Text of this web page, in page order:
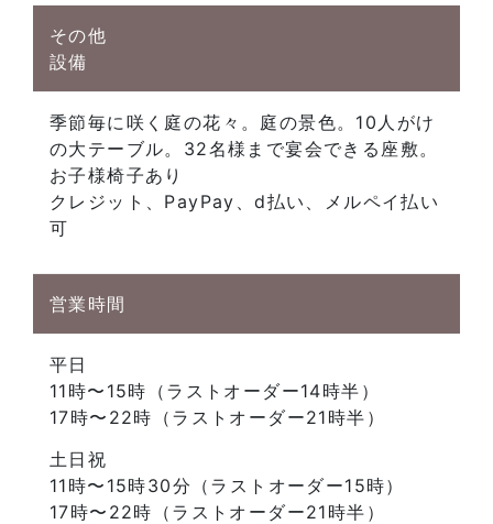
その他
設備
季節毎に咲く庭の花々。庭の景色。10人がけ
の大テーブル。32名様まで宴会できる座敷。
お子様椅子あり
クレジット、PayPay、d払い、メルペイ払い
可
営業時間
平日
11時〜15時（ラストオーダー14時半）
17時〜22時（ラストオーダー21時半）
土日祝
11時〜15時30分（ラストオーダー15時）
17時〜22時（ラストオーダー21時半）